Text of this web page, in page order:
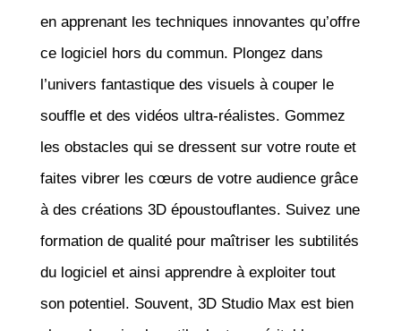
en apprenant les techniques innovantes qu’offre
ce logiciel hors du commun. Plongez dans
l’univers fantastique des visuels à couper le
souffle et des vidéos ultra-réalistes. Gommez
les obstacles qui se dressent sur votre route et
faites vibrer les cœurs de votre audience grâce
à des créations 3D époustouflantes. Suivez une
formation de qualité pour maîtriser les subtilités
du logiciel et ainsi apprendre à exploiter tout
son potentiel. Souvent, 3D Studio Max est bien